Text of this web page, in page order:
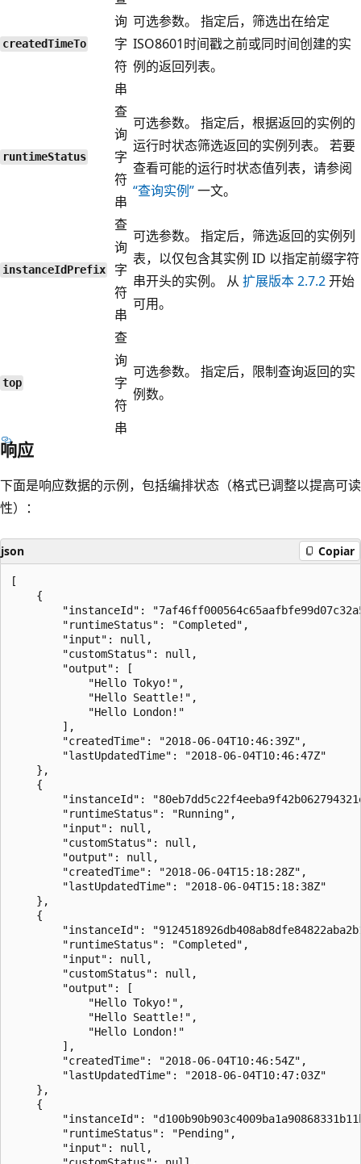
createdTimeTo
询
字
符
串
可选参数。 指定后，筛选出在给定
ISO8601时间戳之前或同时间创建的实
例的返回列表。
runtimeStatus
查
询
字
符
串
可选参数。 指定后，根据返回的实例的
运行时状态筛选返回的实例列表。 若要
查看可能的运行时状态值列表，请参阅
“查询实例”一文。
instanceIdPrefix
查
询
字
符
串
可选参数。 指定后，筛选返回的实例列
表，以仅包含其实例 ID 以指定前缀字符
串开头的实例。 从 扩展版本 2.7.2开始
可用。
top
查
询
字
符
串
可选参数。 指定后，限制查询返回的实
例数。
响应
下面是响应数据的示例，包括编排状态（格式已调整以提高可读
性）：
json Copiar
[
    {
"instanceId":
        "runtimeStatus": "Completed",
        "input": null,
        "customStatus": null,
        "output": [
            "Hello Tokyo!",
            "Hello Seattle!",
            "Hello London!"
        ],
        "createdTime": "2018-06-04T10:46:39Z",
        "lastUpdatedTime": "2018-06-04T10:46:47Z"
    },
    {
"instanceId":
        "runtimeStatus": "Running",
        "input": null,
        "customStatus": null,
        "output": null,
        "createdTime": "2018-06-04T15:18:28Z",
        "lastUpdatedTime": "2018-06-04T15:18:38Z"
    },
    {
"instanceId":
        "runtimeStatus": "Completed",
        "input": null,
        "customStatus": null,
        "output": [
            "Hello Tokyo!",
            "Hello Seattle!",
            "Hello London!"
        ],
        "createdTime": "2018-06-04T10:46:54Z",
        "lastUpdatedTime": "2018-06-04T10:47:03Z"
    },
    {
"instanceId":
        "runtimeStatus": "Pending",
        "input": null,